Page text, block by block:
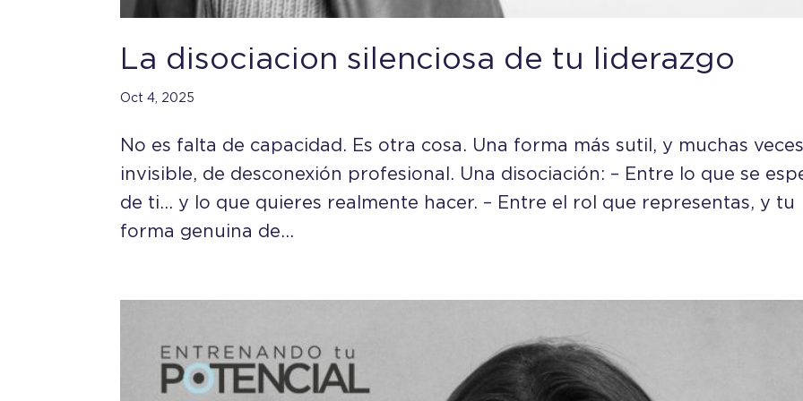
La disociacion silenciosa de tu liderazgo
Oct 4, 2025
No es falta de capacidad. Es otra cosa. Una forma más sutil, y muchas veces
invisible, de desconexión profesional. Una disociación: – Entre lo que se
de ti… y lo que quieres realmente hacer. – Entre el rol que representas, y tu
forma genuina de...